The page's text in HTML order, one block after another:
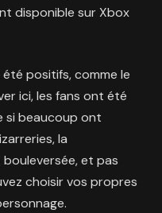
disponible sur Xbox
positifs, comme le
ici, les fans ont été
si beaucoup ont
la
et pas
choisir vos propres